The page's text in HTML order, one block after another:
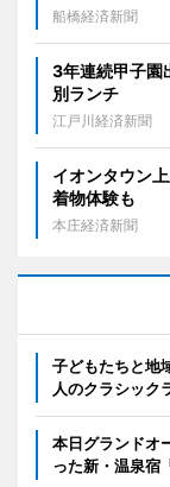
船橋経済新聞
3年連続甲子
別ランチ
江戸川経済新聞
イオンタウン
着物体験も
本庄経済新聞
子どもたちと地
人のクラシック
本日グランドオ
った新・温泉宿